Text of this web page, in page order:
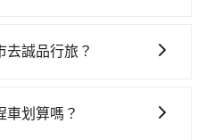
，左營-台北一天最多有89
、現場購票並於月台排隊
誠品行旅？
區有約20間租車車行，比
划算嗎？